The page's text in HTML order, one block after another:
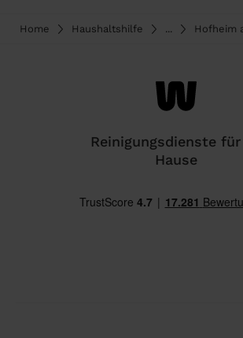
Home Haushaltshilfe ... Hofheim
Reinigungsdienste
Hause